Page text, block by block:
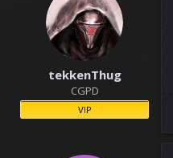
tekkenThug
CGPD
VIP